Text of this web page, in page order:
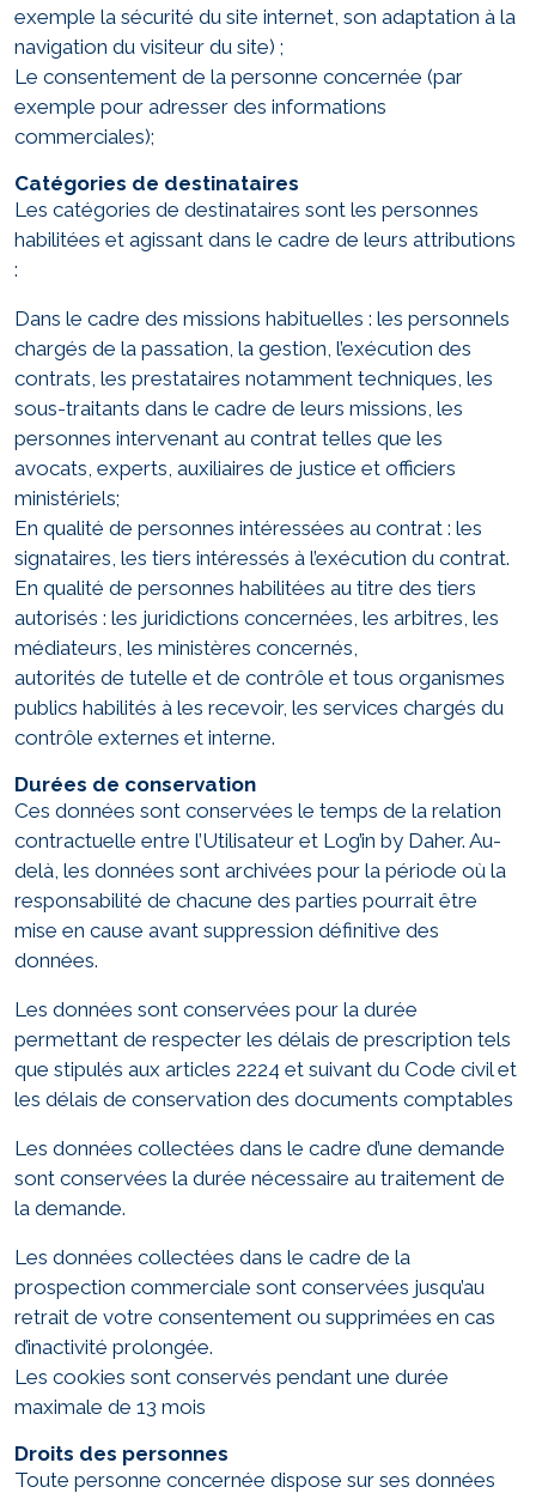
exemple la sécurité du site internet, son adaptation à la
navigation du visiteur du site) ;
Le consentement de la personne concernée (par
exemple pour adresser des informations
commerciales);
Catégories de destinataires
Les catégories de destinataires sont les personnes
habilitées et agissant dans le cadre de leurs attributions
:
Dans le cadre des missions habituelles : les personnels
chargés de la passation, la gestion, l’exécution des
contrats, les prestataires notamment techniques, les
sous-traitants dans le cadre de leurs missions, les
personnes intervenant au contrat telles que les
avocats, experts, auxiliaires de justice et officiers
ministériels;
En qualité de personnes intéressées au contrat : les
signataires, les tiers intéressés à l’exécution du contrat.
En qualité de personnes habilitées au titre des tiers
autorisés : les juridictions concernées, les arbitres, les
médiateurs, les ministères concernés,
autorités de tutelle et de contrôle et tous organismes
publics habilités à les recevoir, les services chargés du
contrôle externes et interne.
Durées de conservation
Ces données sont conservées le temps de la relation
contractuelle entre l’Utilisateur et Log’in by Daher. Au-
delà, les données sont archivées pour la période où la
responsabilité de chacune des parties pourrait être
mise en cause avant suppression définitive des
données.
Les données sont conservées pour la durée
permettant de respecter les délais de prescription tels
que stipulés aux articles 2224 et suivant du Code civil et
les délais de conservation des documents comptables
Les données collectées dans le cadre d’une demande
sont conservées la durée nécessaire au traitement de
la demande.
Les données collectées dans le cadre de la
prospection commerciale sont conservées jusqu’au
retrait de votre consentement ou supprimées en cas
d’inactivité prolongée.
Les cookies sont conservés pendant une durée
maximale de 13 mois
Droits des personnes
Toute personne concernée dispose sur ses données